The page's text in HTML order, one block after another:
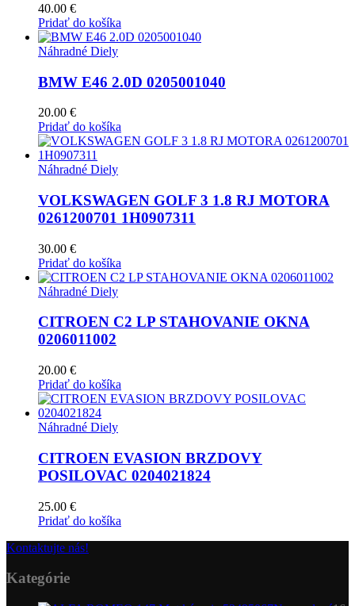
40.00 €
Pridať do košíka
Náhradné Diely
BMW E46 2.0D 0205001040
20.00 €
Pridať do košíka
Náhradné Diely
VOLKSWAGEN GOLF 3 1.8 RJ MOTORA
0261200701 1H0907311
30.00 €
Pridať do košíka
Náhradné Diely
CITROEN C2 LP STAHOVANIE OKNA
0206011002
20.00 €
Pridať do košíka
Náhradné Diely
CITROEN EVASION BRZDOVY
POSILOVAC 0204021824
25.00 €
Pridať do košíka
Kontaktujte nás!
Kategórie